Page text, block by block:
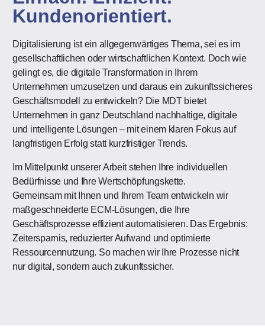
Kundenorientiert.
Digitalisierung ist ein allgegenwärtiges Thema, sei es im
gesellschaftlichen oder wirtschaftlichen Kontext. Doch wie
gelingt es, die digitale Transformation in Ihrem
Unternehmen umzusetzen und daraus ein zukunftssicheres
Geschäftsmodell zu entwickeln? Die MDT bietet
Unternehmen in ganz Deutschland nachhaltige, digitale
und intelligente Lösungen – mit einem klaren Fokus auf
langfristigen Erfolg statt kurzfristiger Trends.
Im Mittelpunkt unserer Arbeit stehen Ihre individuellen
Bedürfnisse und Ihre Wertschöpfungskette.
Gemeinsam mit Ihnen und Ihrem Team entwickeln wir
maßgeschneiderte ECM-Lösungen, die Ihre
Geschäftsprozesse effizient automatisieren. Das Ergebnis:
Zeitersparnis, reduzierter Aufwand und optimierte
Ressourcennutzung. So machen wir Ihre Prozesse nicht
nur digital, sondern auch zukunftssicher.